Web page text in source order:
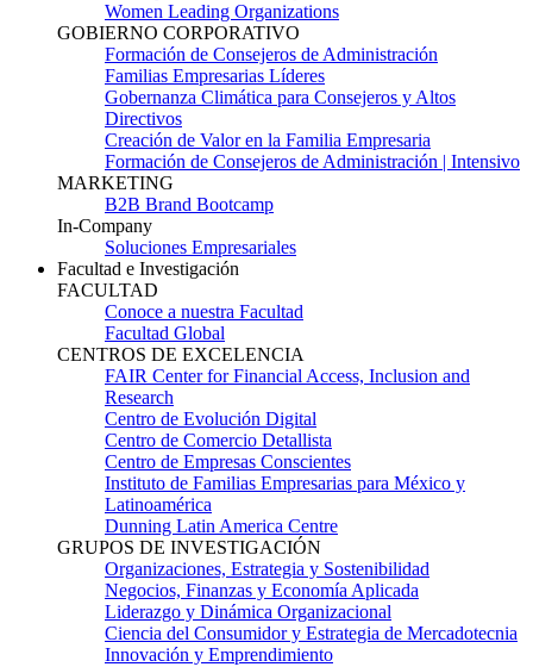
Women Leading Organizations
GOBIERNO CORPORATIVO
Formación de Consejeros de Administración
Familias Empresarias Líderes
Gobernanza Climática para Consejeros y Altos
Directivos
Creación de Valor en la Familia Empresaria
Formación de Consejeros de Administración | Intensivo
MARKETING
B2B Brand Bootcamp
In-Company
Soluciones Empresariales
Facultad e Investigación
FACULTAD
Conoce a nuestra Facultad
Facultad Global
CENTROS DE EXCELENCIA
FAIR Center for Financial Access, Inclusion and
Research
Centro de Evolución Digital
Centro de Comercio Detallista
Centro de Empresas Conscientes
Instituto de Familias Empresarias para México y
Latinoamérica
Dunning Latin America Centre
GRUPOS DE INVESTIGACIÓN
Organizaciones, Estrategia y Sostenibilidad
Negocios, Finanzas y Economía Aplicada
Liderazgo y Dinámica Organizacional
Ciencia del Consumidor y Estrategia de Mercadotecnia
Innovación y Emprendimiento